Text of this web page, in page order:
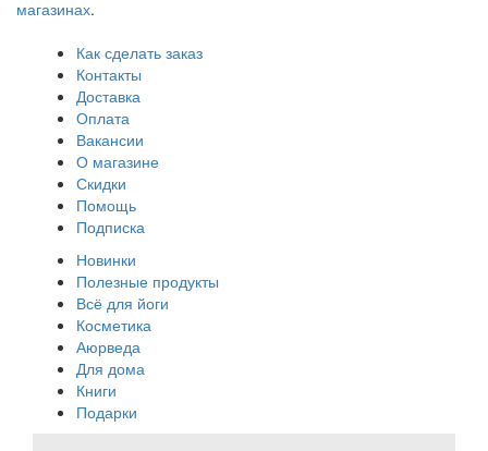
магазинах.
Как сделать заказ
Контакты
Доставка
Оплата
Вакансии
О магазине
Скидки
Помощь
Подписка
Новинки
Полезные продукты
Всё для йоги
Косметика
Аюрведа
Для дома
Книги
Подарки